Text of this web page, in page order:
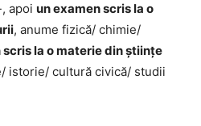
apoi un examen scris la o
, anume fizică/ chimie/
scris la o materie din științe
istorie/ cultură civică/ studii